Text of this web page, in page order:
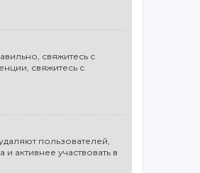
свяжитесь с
свяжитесь с
пользователей,
активнее участвовать в